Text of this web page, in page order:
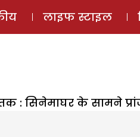
लाइफ स्टाइल
: सिनेमाघर के सामने